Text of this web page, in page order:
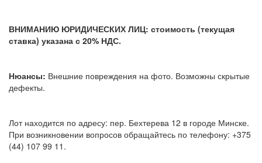
ВНИМАНИЮ ЮРИДИЧЕСКИХ ЛИЦ: стоимость (текущая
ставка) указана с 20% НДС.
Нюансы: Внешние повреждения на фото. Возможны скрытые
дефекты.
Лот находится по адресу: пер. Бехтерева 12 в городе Минске.
При возникновении вопросов обращайтесь по телефону: +375
(44) 107 99 11.